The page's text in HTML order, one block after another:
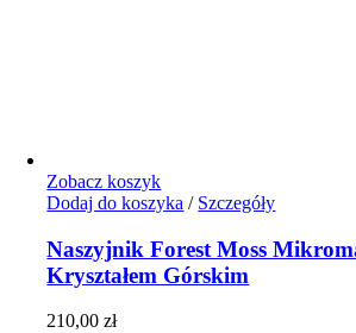
Zobacz koszyk
Dodaj do koszyka / Szczegóły
Naszyjnik Forest Moss
Kryształem Górskim
210,00zł